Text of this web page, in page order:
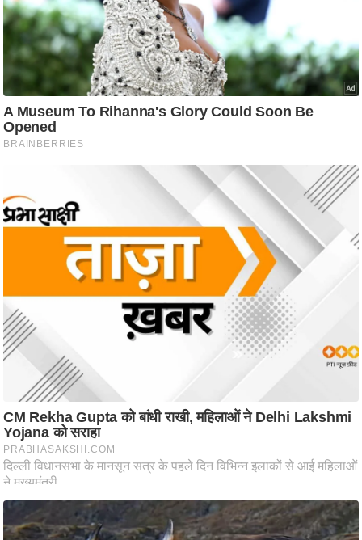
ज
नी
ति
वि
श्ले
ष
ण
म
सा
म
मा
तृ
भू
स्तं
भ
ए
म
.
आ
र